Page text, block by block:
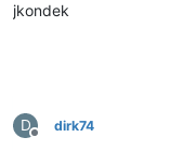
jkondek
D
Offline
dirk74